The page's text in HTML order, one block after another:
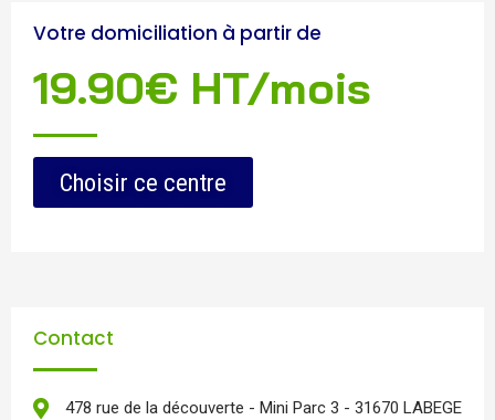
Votre domiciliation à partir de
19.90€ HT/mois
Choisir ce centre
Contact
478 rue de la découverte - Mini Parc 3 - 31670 LABEGE